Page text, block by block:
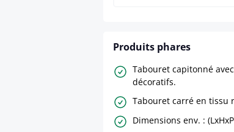
Produits phares
Tabouret capitonné
décoratifs.
Tabouret carré en tissu
Dimensions env. :